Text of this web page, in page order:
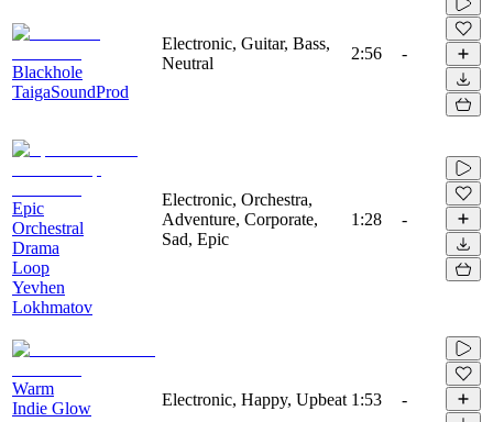
Blackhole
TaigaSoundProd
Electronic, Guitar, Bass,
Neutral
2:56 -
Epic
Orchestral
Drama
Loop
Yevhen
Lokhmatov
Electronic, Orchestra,
Adventure, Corporate,
Sad, Epic
1:28 -
Warm
Indie Glow
Electronic, Happy, Upbeat 1:53 -